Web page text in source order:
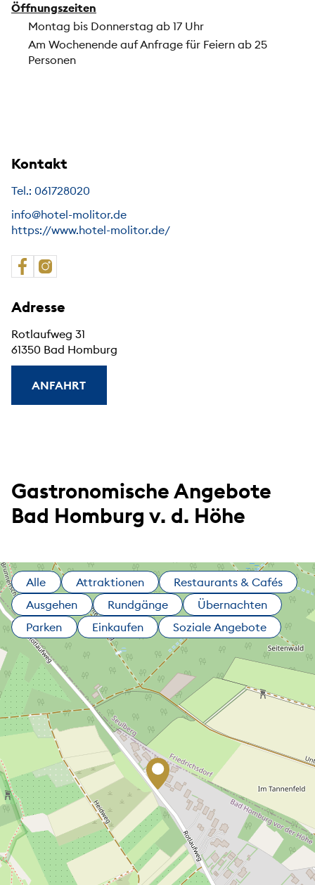
Öffnungszeiten
Montag bis Donnerstag ab 17 Uhr
Am Wochenende auf Anfrage für Feiern ab 25
Personen
Kontakt
Tel.: 061728020
info@hotel-molitor.de
https://www.hotel-molitor.de/
Adresse
Rotlaufweg 31
61350 Bad Homburg
ANFAHRT
Gastronomische Angebote
Bad Homburg v. d. Höhe
Alle Attraktionen
Restaurants & Cafés
Ausgehen
Rundgänge
Übernachten
Parken
Einkaufen Soziale Angebote